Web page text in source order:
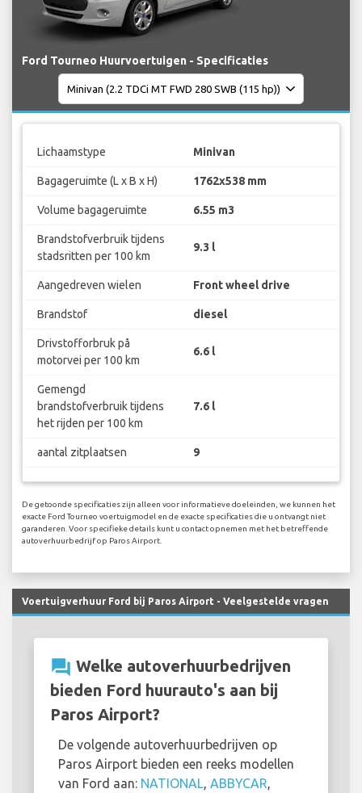
Ford Tourneo Huurvoertuigen - Specificaties
Lichaamstype Minivan
Bagageruimte (L x B x H) 1762x538 mm
Volume bagageruimte 6.55 m3
Brandstofverbruik tijdens
stadsritten per 100 km
9.3 l
Aangedreven wielen Front wheel drive
Brandstof diesel
Drivstofforbruk på
motorvei per 100 km
6.6 l
Gemengd
brandstofverbruik tijdens
het rijden per 100 km
7.6 l
aantal zitplaatsen 9
De getoonde specificaties zijn alleen voor informatieve doeleinden, we kunnen het
exacte Ford Tourneo voertuigmodel en de exacte specificaties die u ontvangt niet
garanderen. Voor specifieke details kunt u contact opnemen met het betreffende
autoverhuurbedrijf op Paros Airport.
Voertuigverhuur Ford bij Paros Airport - Veelgestelde vragen
question_answer Welke autoverhuurbedrijven
bieden Ford huurauto's aan bij
Paros Airport?
De volgende autoverhuurbedrijven op
Paros Airport bieden een reeks modellen
van Ford aan: NATIONAL, ABBYCAR,